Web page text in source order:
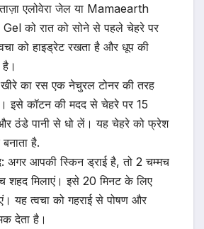
एलोवेरा जेल या Mamaearth
को रात को सोने से पहले चेहरे पर
को हाइड्रेट रखता है और धूप की
का रस एक नेचुरल टोनर की तरह
इसे कॉटन की मदद से चेहरे पर 15
ठंडे पानी से धो लें। यह चेहरे को फ्रेश
है.
अगर आपकी स्किन ड्राई है, तो 2 चम्मच
शहद मिलाएं। इसे 20 मिनट के लिए
यह त्वचा को गहराई से पोषण और
देता है।